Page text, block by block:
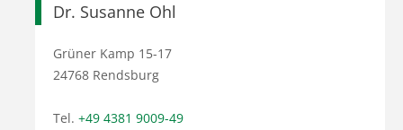
Dr. Susanne Ohl
Grüner Kamp 15-17
24768 Rendsburg
Tel. +49 4381 9009-49